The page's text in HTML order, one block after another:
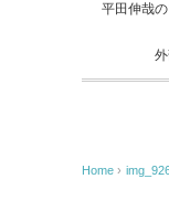
平田伸哉
Home ›